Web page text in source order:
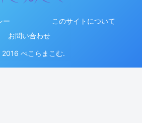
ー
このサイトについて
お問い合わせ
ぺこらまこむ.